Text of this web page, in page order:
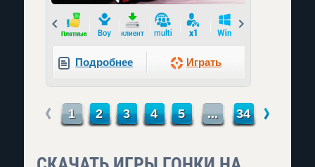
Prev
Подробнее Играть
←1 2 3 4 5 ... 34